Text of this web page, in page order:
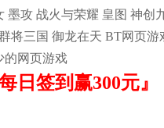
攻 战火与荣耀 皇图 神创
将三国 御龙在天 BT网页游
的网页游戏
日签到赢300元』